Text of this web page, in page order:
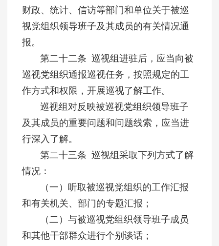
财政、统计、信访等部门和单位关于被巡
视党组织领导班子及其成员的有关情况通
报。
第二十二条 巡视组进驻后，应当向被
巡视党组织通报巡视任务，按照规定的工
作方式和权限，开展巡视了解工作。
巡视组对反映被巡视党组织领导班子
及其成员的重要问题和问题线索，应当进
行深入了解。
第二十三条 巡视组采取下列方式了解
情况：
（一）听取被巡视党组织的工作汇报
和有关机关、部门的专题汇报；
（二）与被巡视党组织领导班子成员
和其他干部群众进行个别谈话；